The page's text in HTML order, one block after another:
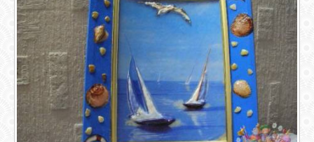
СТАТЬИ
КАРТИНКИ
ВИДЕО